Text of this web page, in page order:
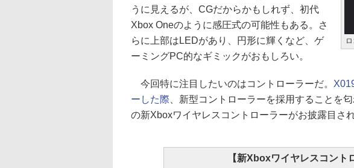
うに見えるが、CGだからかもしれず、初代
Xbox Oneのように感圧式の可能性もある。さ
らに上部はLEDがあり、円形に輝くなど、ゲ
ーミングPC的なギミックがおもしろい。
今回特に注目したいのはコントローラーだ。
ーした際 、新型コントローラーを採用することを
の新Xboxワイヤレスコントローラーがお披露目され
【新Xboxワイヤレスコント